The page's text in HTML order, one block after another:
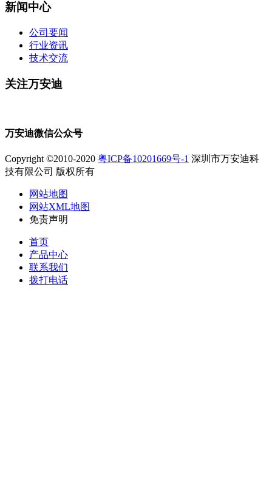
新闻中心
公司要闻
行业资讯
技术交流
关注万安迪
万安迪微信公众号
Copyright ©2010-2020 粤ICP备10201669号-1 深圳市万安迪科
技有限公司 版权所有
网站地图
网站XML地图
免责声明
首页
产品中心
联系我们
拨打电话